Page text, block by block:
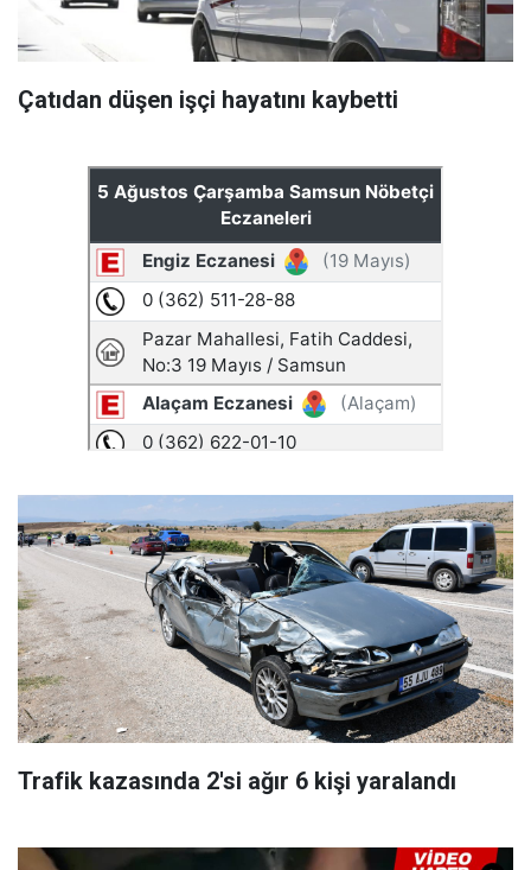
Çatıdan düşen işçi hayatını kaybetti
Trafik kazasında 2'si ağır 6 kişi yaralandı